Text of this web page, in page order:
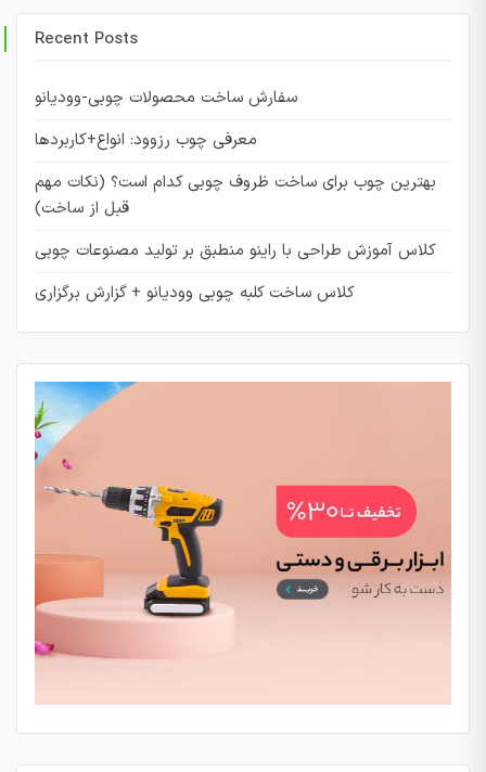
Recent Posts
سفارش ساخت محصولات چوبی-وودیانو
معرفی چوب رزوود: انواع+کاربردها
بهترین چوب برای ساخت ظروف چوبی کدام است؟ (نکات مهم
قبل از ساخت)
کلاس آموزش طراحی با راینو منطبق بر تولید مصنوعات چوبی
کلاس ساخت کلبه چوبی وودیانو + گزارش برگزاری